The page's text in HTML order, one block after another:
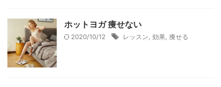
ホットヨガ 痩せない
2020/10/12 レッスン 効果 痩せる